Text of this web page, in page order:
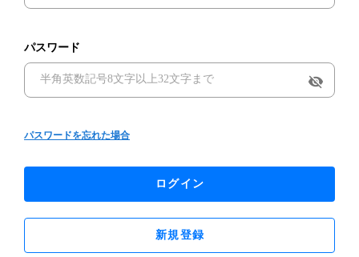
パスワード
visibility_off
パスワードを忘れた場合
ログイン
新規登録